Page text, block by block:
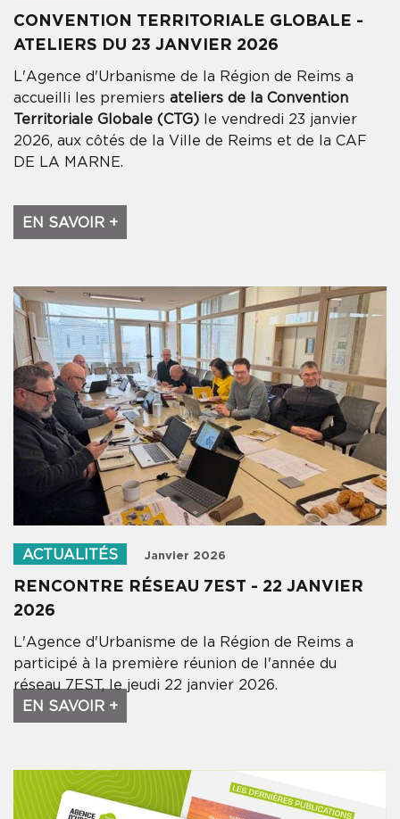
CONVENTION TERRITORIALE GLOBALE -
ATELIERS DU 23 JANVIER 2026
L'Agence d'Urbanisme de la Région de Reims a
accueilli les premiers ateliers de la Convention
Territoriale Globale (CTG) le vendredi 23 janvier
2026, aux côtés de la Ville de Reims et de la CAF
DE LA MARNE.
EN SAVOIR +
ACTUALITÉS Janvier 2026
RENCONTRE RÉSEAU 7EST - 22 JANVIER
2026
L'Agence d'Urbanisme de la Région de Reims a
participé à la première réunion de l'année du
réseau 7EST, le jeudi 22 janvier 2026.
EN SAVOIR +
×
INSCRIVEZ-VOUS À
NOTRE NEWSLETTER